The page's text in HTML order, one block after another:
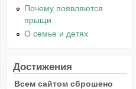
Почему появляются
прыщи
О семье и детях
Достижения
Всем сайтом сброшено